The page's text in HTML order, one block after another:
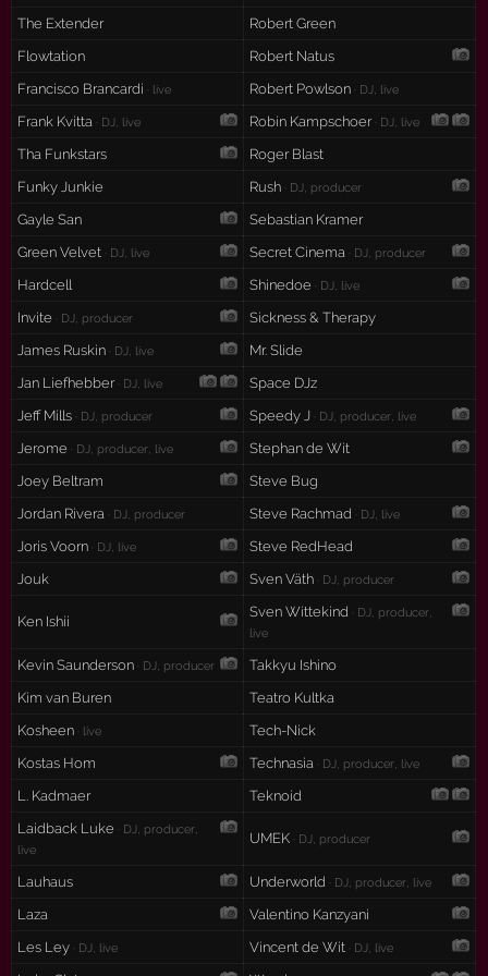
The Extender
Robert Green
Flowtation
Robert Natus
Francisco Brancardi
· live Robert Powlson · DJ, live
Frank Kvitta · DJ, live Robin Kampschoer· DJ, live
Tha Funkstars
Roger Blast
Funky Junkie
Rush · DJ, producer
Gayle San
Sebastian Kramer
Green Velvet · DJ, live Secret Cinema · DJ, producer
Hardcell Shinedoe · DJ, live
Invite · DJ, producer
Sickness & Therapy
James Ruskin · DJ, live
Mr. Slide
Jan Liefhebber· DJ, live
Space DJz
Jeff Mills · DJ, producer Speedy J · DJ, producer, live
Jerome · DJ, producer, live
Stephan de Wit
Joey Beltram
Steve Bug
Jordan Rivera
· DJ, producer Steve Rachmad · DJ, live
Joris Voorn · DJ, live
Steve RedHead
Jouk
Sven Väth · DJ, producer
Ken Ishii
Sven Wittekind
· DJ, producer,
live
Kevin Saunderson · DJ, producer
Takkyu Ishino
Kim van Buren
Teatro Kultka
Kosheen · live
Tech-Nick
Kostas Hom
Technasia · DJ, producer, live
L. Kadmaer
Teknoid
Laidback Luke
· DJ, producer,
live
UMEK · DJ, producer
Lauhaus Underworld · DJ, producer, live
Laza
Valentino Kanzyani
Les Ley · DJ, live Vincent de Wit · DJ, live